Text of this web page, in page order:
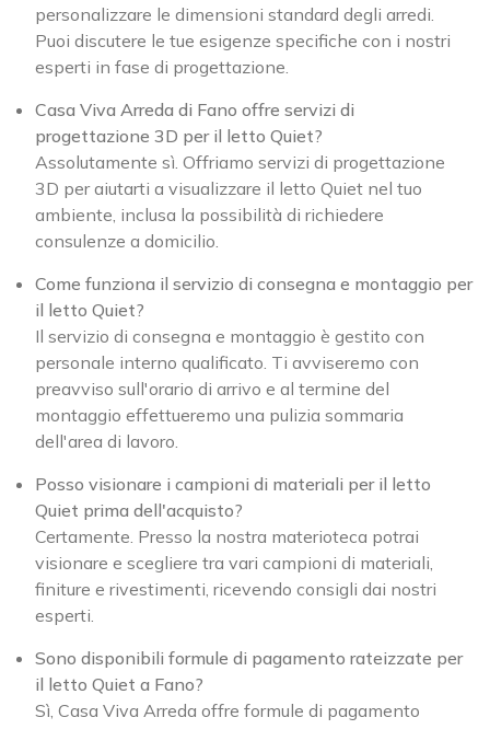
personalizzare le dimensioni standard degli arredi.
Puoi discutere le tue esigenze specifiche con i nostri
esperti in fase di progettazione.
Casa Viva Arreda di Fano offre servizi di
progettazione 3D per il letto Quiet?
Assolutamente sì. Offriamo servizi di progettazione
3D per aiutarti a visualizzare il letto Quiet nel tuo
ambiente, inclusa la possibilità di richiedere
consulenze a domicilio.
Come funziona il servizio di consegna e montaggio per
il letto Quiet?
Il servizio di consegna e montaggio è gestito con
personale interno qualificato. Ti avviseremo con
preavviso sull'orario di arrivo e al termine del
montaggio effettueremo una pulizia sommaria
dell'area di lavoro.
Posso visionare i campioni di materiali per il letto
Quiet prima dell'acquisto?
Certamente. Presso la nostra materioteca potrai
visionare e scegliere tra vari campioni di materiali,
finiture e rivestimenti, ricevendo consigli dai nostri
esperti.
Sono disponibili formule di pagamento rateizzate per
il letto Quiet a Fano?
Sì, Casa Viva Arreda offre formule di pagamento